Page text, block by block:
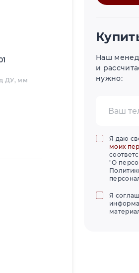
ДУ, мм
Наш
и
нужно:
Я даю
моих
"О
Я